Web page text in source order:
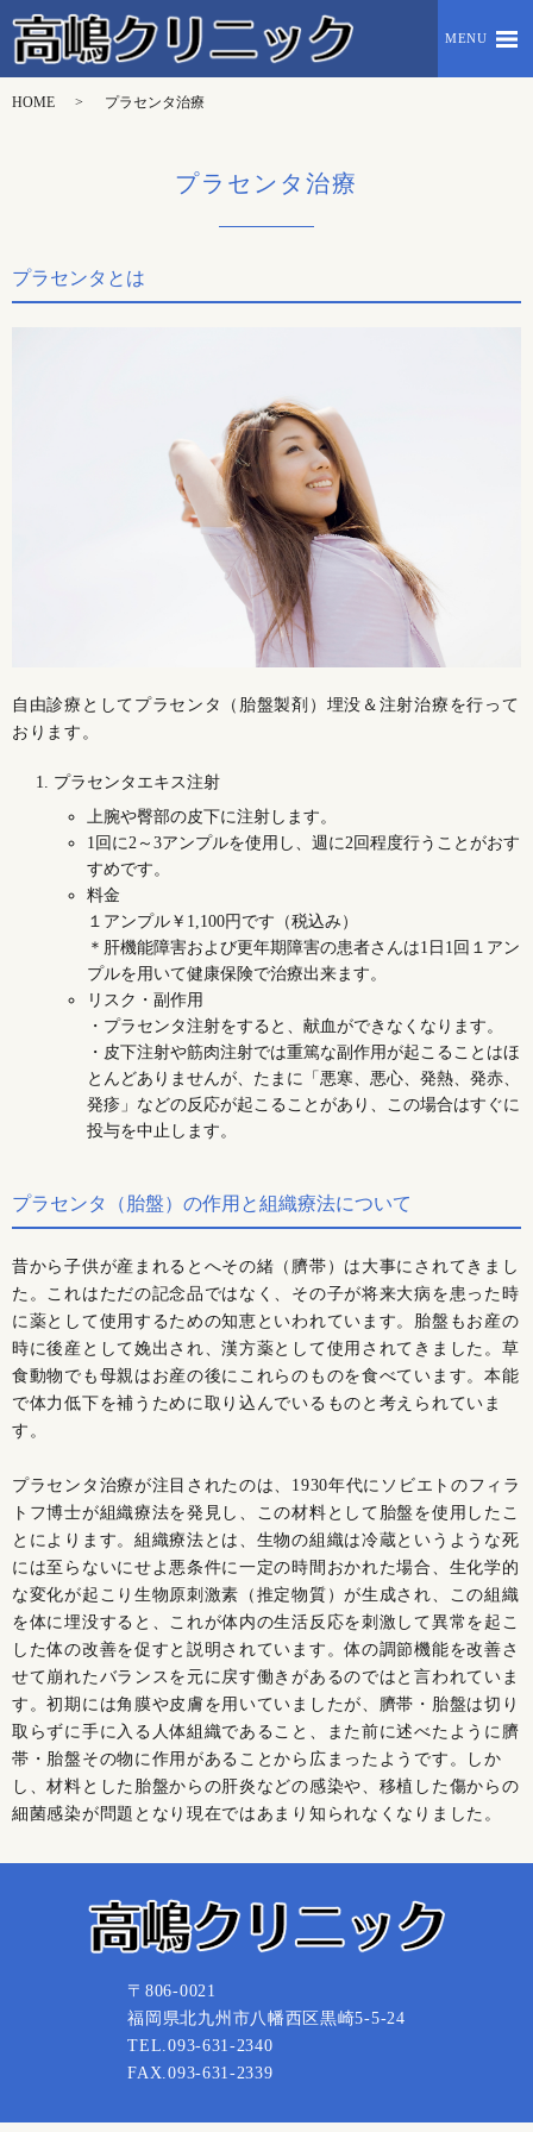
MENU
HOME プラセンタ治療
プラセンタ治療
プラセンタとは
自由診療としてプラセンタ（胎盤製剤）埋没＆注射治療を行って
おります。
プラセンタエキス注射
上腕や臀部の皮下に注射します。
1回に2～3アンプルを使用し、週に2回程度行うことがおす
すめです。
料金
１アンプル￥1,100円です（税込み）
＊肝機能障害および更年期障害の患者さんは1日1回１アン
プルを用いて健康保険で治療出来ます。
リスク・副作用
・プラセンタ注射をすると、献血ができなくなります。
・皮下注射や筋肉注射では重篤な副作用が起こることはほ
とんどありませんが、たまに「悪寒、悪心、発熱、発赤、
発疹」などの反応が起こることがあり、この場合はすぐに
投与を中止します。
プラセンタ（胎盤）の作用と組織療法について
昔から子供が産まれるとへその緒（臍帯）は大事にされてきまし
た。これはただの記念品ではなく、その子が将来大病を患った時
に薬として使用するための知恵といわれています。胎盤もお産の
時に後産として娩出され、漢方薬として使用されてきました。草
食動物でも母親はお産の後にこれらのものを食べています。本能
で体力低下を補うために取り込んでいるものと考えられていま
す。
プラセンタ治療が注目されたのは、1930年代にソビエトのフィラ
トフ博士が組織療法を発見し、この材料として胎盤を使用したこ
とによります。組織療法とは、生物の組織は冷蔵というような死
には至らないにせよ悪条件に一定の時間おかれた場合、生化学的
な変化が起こり生物原刺激素（推定物質）が生成され、この組織
を体に埋没すると、これが体内の生活反応を刺激して異常を起こ
した体の改善を促すと説明されています。体の調節機能を改善さ
せて崩れたバランスを元に戻す働きがあるのではと言われていま
す。初期には角膜や皮膚を用いていましたが、臍帯・胎盤は切り
取らずに手に入る人体組織であること、また前に述べたように臍
帯・胎盤その物に作用があることから広まったようです。しか
し、材料とした胎盤からの肝炎などの感染や、移植した傷からの
細菌感染が問題となり現在ではあまり知られなくなりました。
〒806-0021
福岡県北九州市八幡西区黒崎5-5-24
TEL.093-631-2340
FAX.093-631-2339